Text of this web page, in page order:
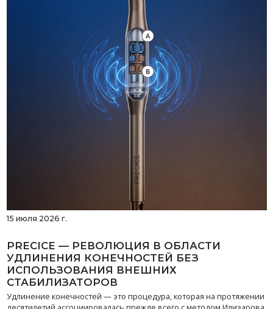
15 июля 2026 г.
PRECICE — РЕВОЛЮЦИЯ В ОБЛАСТИ
УДЛИНЕНИЯ КОНЕЧНОСТЕЙ БЕЗ
ИСПОЛЬЗОВАНИЯ ВНЕШНИХ
СТАБИЛИЗАТОРОВ
Удлинение конечностей — это процедура, которая на протяжении